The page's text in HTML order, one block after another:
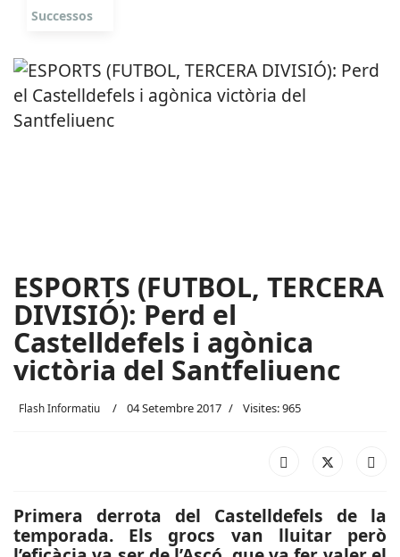
Successos
ESPORTS (FUTBOL, TERCERA
DIVISIÓ): Perd el
Castelldefels i agònica
victòria del Santfeliuenc
Flash Informatiu 04 Setembre 2017 Visites: 965
Primera derrota del Castelldefels de la
temporada. Els grocs van lluitar però